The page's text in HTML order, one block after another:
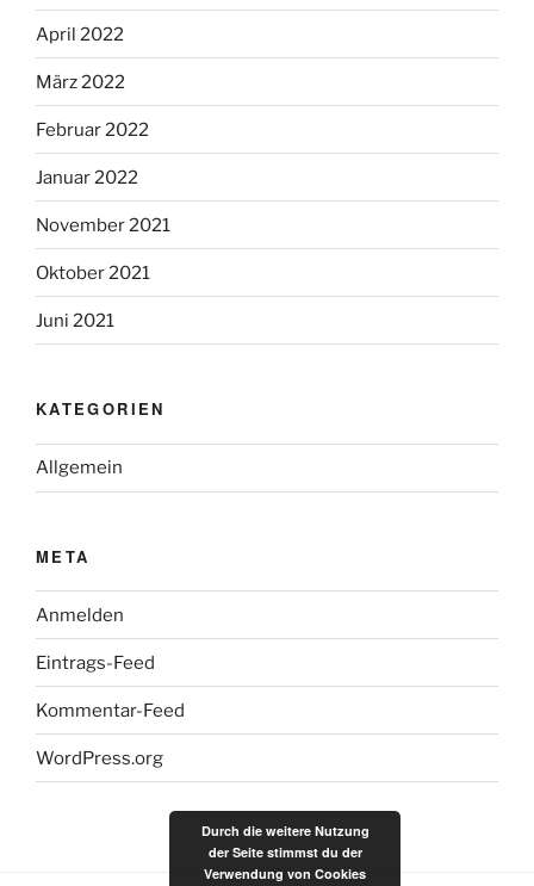
April 2022
März 2022
Februar 2022
Januar 2022
November 2021
Oktober 2021
Juni 2021
KATEGORIEN
Allgemein
META
Anmelden
Eintrags-Feed
Kommentar-Feed
WordPress.org
Durch die weitere Nutzung
der Seite stimmst du der
Verwendung von Cookies